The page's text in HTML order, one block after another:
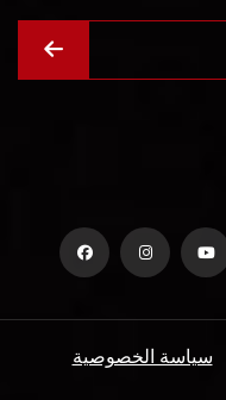
سياسة الخصوصية